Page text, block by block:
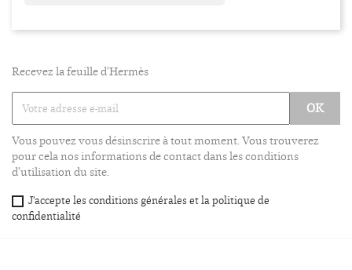
Recevez la feuille d'Hermès
Vous pouvez vous désinscrire à tout moment. Vous trouverez
pour cela nos informations de contact dans les conditions
d'utilisation du site.
J'accepte les conditions générales et la politique de
confidentialité